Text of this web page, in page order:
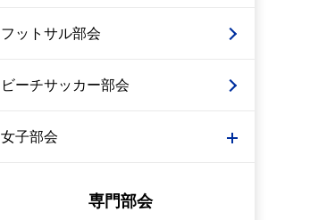
フットサル部会
ビーチサッカー部会
女子部会
専門部会